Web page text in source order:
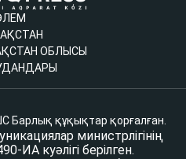
ОБЛЫСЫ
Барлық құқықтар қорғалған.
министрлігінің
ИА куәлігі берілген.